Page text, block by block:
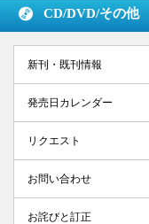
CD/DVD/その他
新刊・既刊情報
発売日カレンダー
リクエスト
お問い合わせ
お詫びと訂正